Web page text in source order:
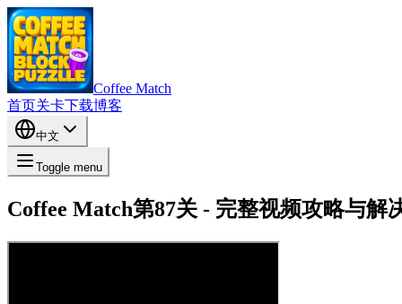
Coffee Match
首页关卡下载博客
中文
Toggle menu
Coffee Match第87关 - 完整视频攻略与解